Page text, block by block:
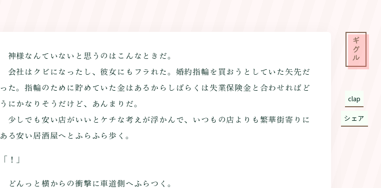
ギグル
clap
シェア
神様なんていないと思うのはこんなときだ。
会社はクビになったし、彼女にもフラれた。婚約指輪を買おうとしていた矢先だ
った。指輪のために貯めていた金はあるからしばらくは失業保険金と合わせればど
うにかなりそうだけど、あんまりだ。
少しでも安い店がいいとケチな考えが浮かんで、いつもの店よりも繁華街寄りに
ある安い居酒屋へとふらふら歩く。
「！」
どんっと横からの衝撃に車道側へふらつく。